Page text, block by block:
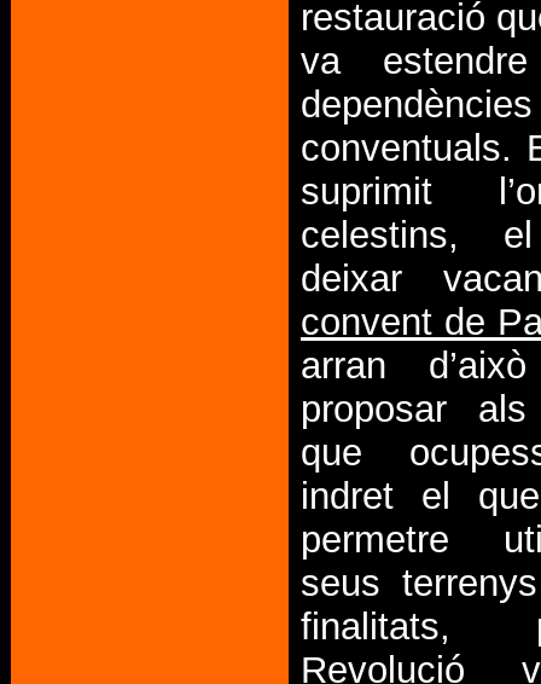
restauració
va
dependències
conventuals.
suprimit
celestins,
deixar
convent de
arran
proposar als
que
indret el
permetre
seus
Revolució